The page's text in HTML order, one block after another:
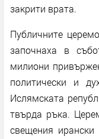
закрити врата.
Публичните
започнаха в
милиони
политически и
Ислямската
твърда ръка.
свещения